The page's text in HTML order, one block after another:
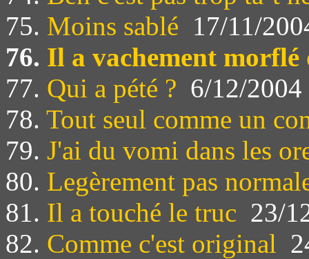
75. Moins sablé 17/11/
76. Il a vachement morflé
77. Qui a pété ? 6/12/2004
78. Tout seul comme un
79. J'ai du vomi dans les
80. Legèrement pas
81. Il a touché le truc 23/
82. Comme c'est original